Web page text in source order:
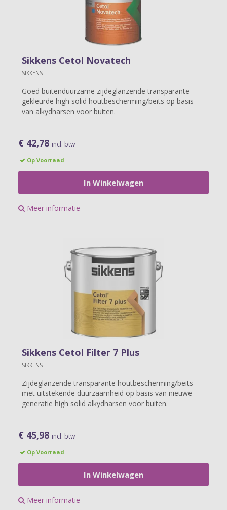
Sikkens Cetol Novatech
SIKKENS
Goed buitenduurzame zijdeglanzende transparante
gekleurde high solid houtbescherming/beits op basis
van alkydharsen voor buiten.
€ 42,78 incl. btw
Op Voorraad
In Winkelwagen
Meer informatie
Sikkens Cetol Filter 7 Plus
SIKKENS
Zijdeglanzende transparante houtbescherming/beits
met uitstekende duurzaamheid op basis van nieuwe
generatie high solid alkydharsen voor buiten.
€ 45,98 incl. btw
Op Voorraad
In Winkelwagen
Meer informatie